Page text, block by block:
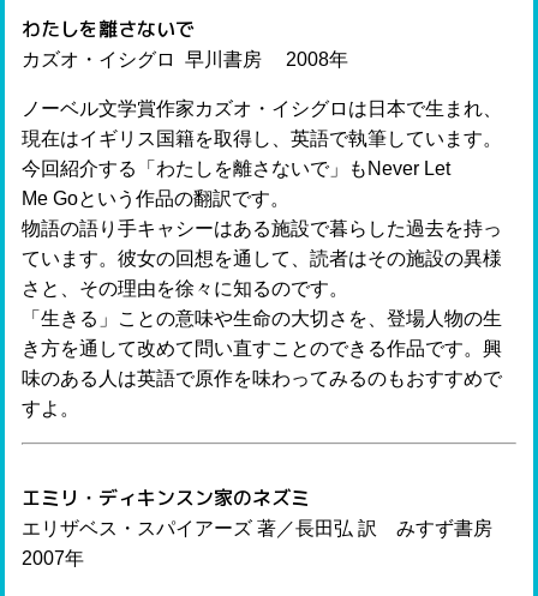
わたしを離さないで
カズオ・イシグロ 早川書房 2008年
ノーベル文学賞作家カズオ・イシグロは日本で生まれ、
現在はイギリス国籍を取得し、英語で執筆しています。
今回紹介する「わたしを離さないで」もNever Let
Me Goという作品の翻訳です。
物語の語り手キャシーはある施設で暮らした過去を持っ
ています。彼女の回想を通して、読者はその施設の異様
さと、その理由を徐々に知るのです。
「生きる」ことの意味や生命の大切さを、登場人物の生
き方を通して改めて問い直すことのできる作品です。興
味のある人は英語で原作を味わってみるのもおすすめで
すよ。
エミリ・ディキンスン家のネズミ
エリザベス・スパイアーズ 著／長田弘 訳 みすず書房
2007年